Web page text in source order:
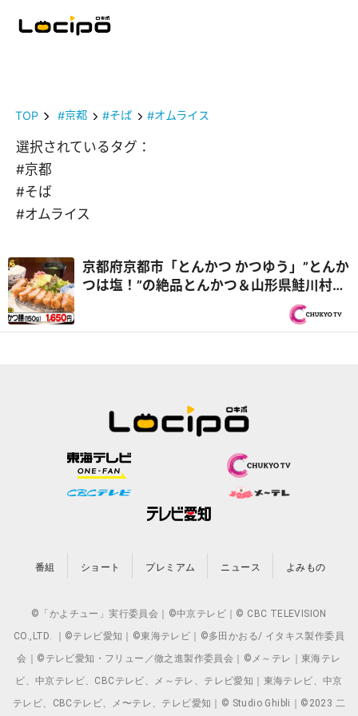
TOP #京都 #そば #オムライス
選択されているタグ：
#京都
#そば
#オムライス
京都府京都市「とんかつ かつゆう」”とんか
つは塩！”の絶品とんかつ＆山形県鮭川村
「そば処 ふくろう」最大級のびっくり土産
番組 ショート プレミアム ニュース よみもの
©「かよチュー」実行委員会｜©中京テレビ｜© CBC TELEVISION
CO.,LTD. ｜©テレビ愛知｜©東海テレビ｜©多田かおる/ イタキス製作委員
会｜©テレビ愛知・フリュー／徹之進製作委員会｜©メ～テレ｜東海テレ
ビ、中京テレビ、CBCテレビ、メ～テレ、テレビ愛知｜東海テレビ、中京
テレビ、CBCテレビ、メ〜テレ、テレビ愛知｜© Studio Ghibli｜©2023 二